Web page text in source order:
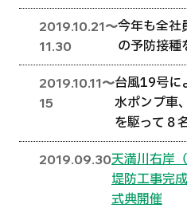
2019.10.21〜
11.30
今年も全社
の予防接種
2019.10.11〜
15
台風19号に
水ポンプ車
を駆って８
2019.09.30天満川右岸
堤防工事完
式典開催